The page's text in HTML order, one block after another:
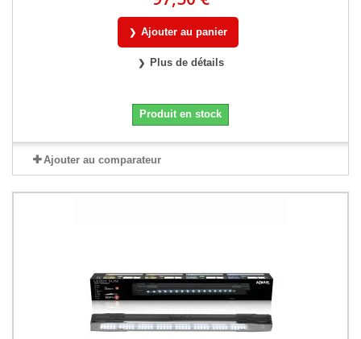
Ajouter au panier
Plus de détails
Produit en stock
Ajouter au comparateur